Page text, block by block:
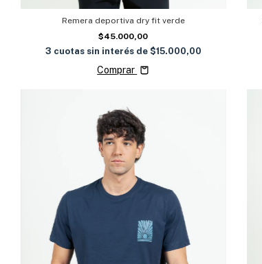
Remera deportiva dry fit verde
$45.000,00
3 cuotas sin interés de $15.000,00
Comprar